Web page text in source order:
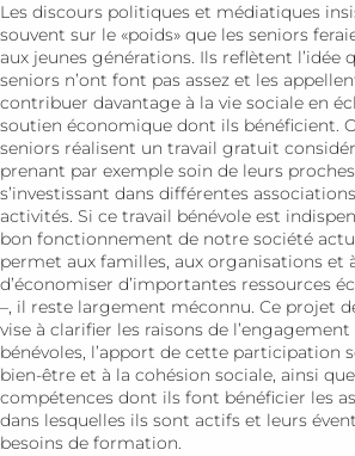
Les discours politiques et médiatiques
souvent sur le «poids» que les seniors
aux jeunes générations. Ils reflètent l’idée
seniors n’ont font pas assez et les
contribuer davantage à la vie sociale en
soutien économique dont ils bénéficient.
seniors réalisent un travail gratuit
prenant par exemple soin de leurs
s’investissant dans différentes
activités. Si ce travail bénévole est
bon fonctionnement de notre société
permet aux familles, aux organisations et
d’économiser d’importantes ressources
–, il reste largement méconnu. Ce projet
vise à clarifier les raisons de
bénévoles, l’apport de cette participation
bien-être et à la cohésion sociale, ainsi
compétences dont ils font bénéficier les
dans lesquelles ils sont actifs et leurs
besoins de formation.